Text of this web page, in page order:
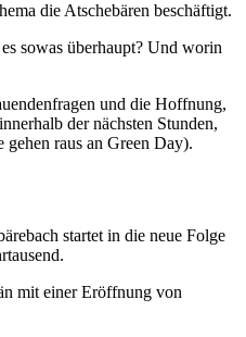
die Atschebären beschäftigt.
sowas überhaupt? Und worin
und die Hoffnung,
der nächsten Stunden,
gehen raus an Green Day).
startet in die neue Folge
mit einer Eröffnung von